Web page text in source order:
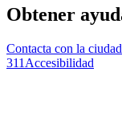
Obtener
Contacta con la ciudad
311 Accesibilidad